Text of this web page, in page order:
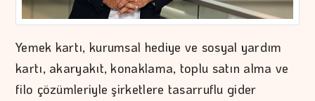
Yemek kartı, kurumsal hediye ve sosyal yardım
kartı, akaryakıt, konaklama, toplu satın alma ve
filo çözümleriyle şirketlere tasarruflu gider